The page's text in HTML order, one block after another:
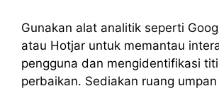
Gunakan alat analitik seperti
atau Hotjar untuk memantau
pengguna dan mengidentifikasi
perbaikan. Sediakan ruang